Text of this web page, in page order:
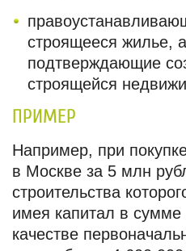
строящееся жилье,
подтверждающие
строящейся
ПРИМЕР
Например, при
в Москве за 5 млн
строительства
имея капитал в сумме
качестве